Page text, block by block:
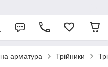
арматура Трійники